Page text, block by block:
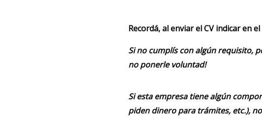
Recordá, al enviar el CV indicar en
Si no cumplís con algún requisito,
no ponerle voluntad!
Si esta empresa tiene algún
piden dinero para trámites, etc.),